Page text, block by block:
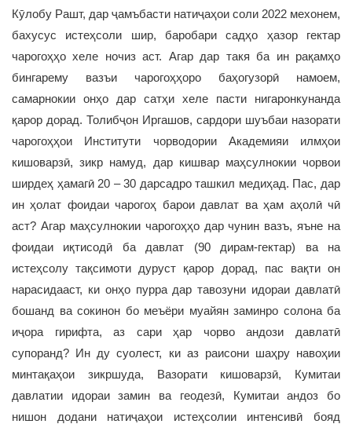
Кӯлобу Рашт, дар ҷамъбасти натиҷаҳои соли 2022 мехонем,
бахусус истеҳсоли шир, баробари садҳо ҳазор гектар
чарогоҳҳо хеле ночиз аст. Агар дар такя ба ин рақамҳо
бингарему вазъи чарогоҳҳоро баҳогузорӣ намоем,
самарнокии онҳо дар сатҳи хеле пасти нигаронкунанда
қарор дорад. Толибҷон Иргашов, сардори шуъбаи назорати
чарогоҳҳои Институти чорводории Академияи илмҳои
кишоварзӣ, зикр намуд, дар кишвар маҳсулнокии чорвои
ширдеҳ ҳамагӣ 20 – 30 дарсадро ташкил медиҳад. Пас, дар
ин ҳолат фоидаи чарогоҳ барои давлат ва ҳам аҳолӣ чӣ
аст? Агар маҳсулнокии чарогоҳҳо дар чунин вазъ, яъне на
фоидаи иқтисодӣ ба давлат (90 дирам-гектар) ва на
истеҳсолу тақсимоти дуруст қарор дорад, пас вақти он
нарасидааст, ки онҳо пурра дар тавозуни идораи давлатӣ
бошанд ва сокинон бо меъёри муайян заминро солона ба
иҷора гирифта, аз сари ҳар чорво андози давлатӣ
супоранд? Ин ду суолест, ки аз раисони шаҳру навоҳии
минтақаҳои зикршуда, Вазорати кишоварзӣ, Кумитаи
давлатии идораи замин ва геодезӣ, Кумитаи андоз бо
нишон додани натиҷаҳои истеҳсолии интенсивӣ бояд